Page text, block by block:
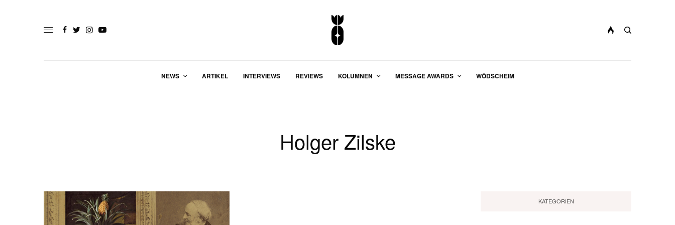
NEWS ARTIKEL INTERVIEWS REVIEWS KOLUMNEN MESSAGE AWARDS WÖDSCHEIM
Holger Zilske
KATEGORIEN